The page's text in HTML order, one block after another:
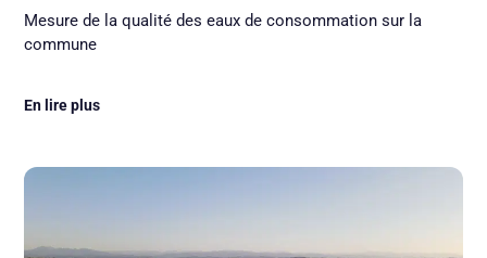
Mesure de la qualité des eaux de consommation sur la
commune
En lire plus